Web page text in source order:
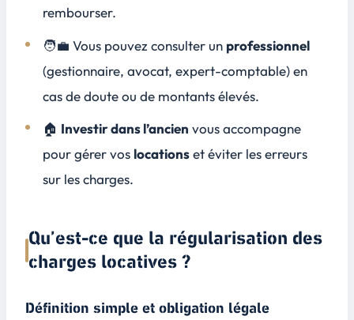
rembourser.
🧑‍💼 Vous pouvez consulter un professionnel
(gestionnaire, avocat, expert-comptable) en
cas de doute ou de montants élevés.
🏠 Investir dans l’ancien vous accompagne
pour gérer vos locationset éviter les erreurs
sur les charges.
Qu’est-ce que la régularisation des
charges locatives ?
Définition simple et obligation légale